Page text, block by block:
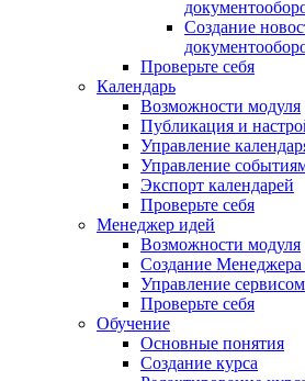
Создание
Проверьте себя
Календарь
Возможности модуля
Публикация и
Управление
Управление
Экспорт календарей
Проверьте себя
Менеджер идей
Возможности модуля
Создание Менеджера
Управление
Проверьте себя
Обучение
Основные понятия
Создание курса